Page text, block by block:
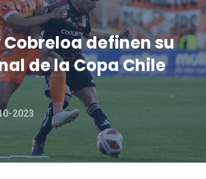
Cobreloa definen su
de la Copa Chile
2023